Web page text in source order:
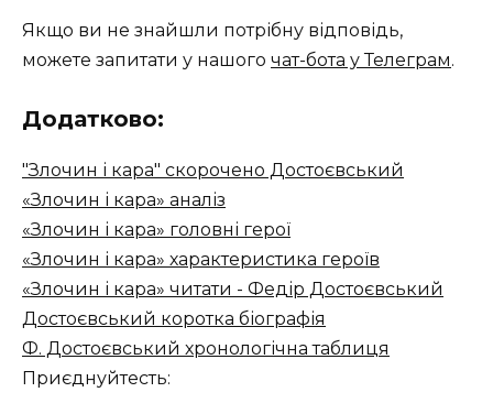
Якщо ви не знайшли потрібну відповідь,
можете запитати у нашого чат-бота у Телеграм.
Додатково:
"Злочин і кара" скорочено Достоєвський
«Злочин і кара» аналіз
«Злочин і кара» головні герої
«Злочин і кара» характеристика героїв
«Злочин і кара» читати - Федір Достоєвський
Достоєвський коротка біографія
Ф. Достоєвський хронологічна таблиця
Приєднуйтесть: